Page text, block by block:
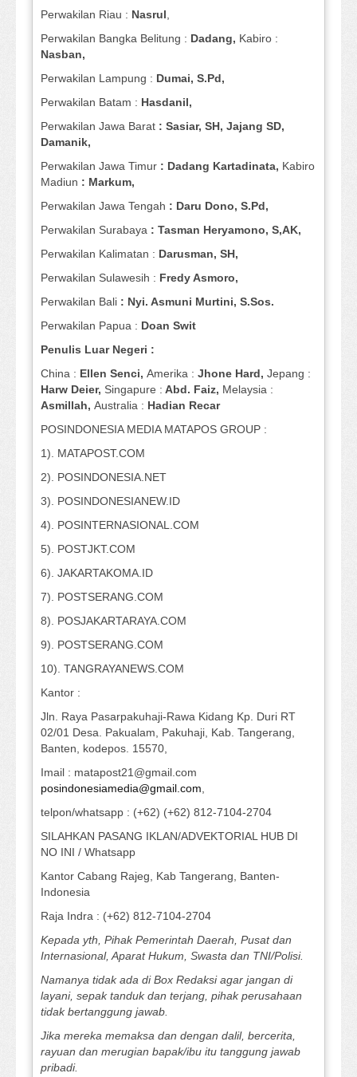
Perwakilan Riau : Nasrul,
Perwakilan Bangka Belitung : Dadang, Kabiro :
Nasban,
Perwakilan Lampung : Dumai, S.Pd,
Perwakilan Batam : Hasdanil,
Perwakilan Jawa Barat : Sasiar, SH, Jajang SD,
Damanik,
Perwakilan Jawa Timur : Dadang Kartadinata, Kabiro
Madiun : Markum,
Perwakilan Jawa Tengah : Daru Dono, S.Pd,
Perwakilan Surabaya : Tasman Heryamono, S,AK,
Perwakilan Kalimatan : Darusman, SH,
Perwakilan Sulawesih : Fredy Asmoro,
Perwakilan Bali : Nyi. Asmuni Murtini, S.Sos.
Perwakilan Papua : Doan Swit
Penulis Luar Negeri :
China : Ellen Senci, Amerika : Jhone Hard, Jepang :
Harw Deier, Singapure : Abd. Faiz, Melaysia :
Asmillah, Australia : Hadian Recar
POSINDONESIA MEDIA MATAPOS GROUP :
1). MATAPOST.COM
2). POSINDONESIA.NET
3). POSINDONESIANEW.ID
4). POSINTERNASIONAL.COM
5). POSTJKT.COM
6). JAKARTAKOMA.ID
7). POSTSERANG.COM
8). POSJAKARTARAYA.COM
9). POSTSERANG.COM
10). TANGRAYANEWS.COM
Kantor :
Jln. Raya Pasarpakuhaji-Rawa Kidang Kp. Duri RT
02/01 Desa. Pakualam, Pakuhaji, Kab. Tangerang,
Banten, kodepos. 15570,
Imail : matapost21@gmail.com
posindonesiamedia@gmail.com,
telpon/whatsapp : (+62) (+62) 812-7104-2704
SILAHKAN PASANG IKLAN/ADVEKTORIAL HUB DI
NO INI / Whatsapp
Kantor Cabang Rajeg, Kab Tangerang, Banten-
Indonesia
Raja Indra : (+62) 812-7104-2704
Kepada yth, Pihak Pemerintah Daerah, Pusat dan
Internasional, Aparat Hukum, Swasta dan TNI/Polisi.
Namanya tidak ada di Box Redaksi agar jangan di
layani, sepak tanduk dan terjang, pihak perusahaan
tidak bertanggung jawab.
Jika mereka memaksa dan dengan dalil, bercerita,
rayuan dan merugian bapak/ibu itu tanggung jawab
pribadi.